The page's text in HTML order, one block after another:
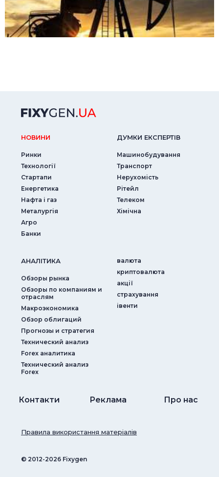
НОВИНИ
Ринки
Технології
Стартапи
Енергетика
Нафта і газ
Металургія
Агро
Банки
ДУМКИ ЕКСПЕРТIВ
Машинобудування
Транспорт
Нерухомість
Рітейл
Телеком
Хімічна
АНАЛIТИКА
Обзоры рынка
Обзоры по компаниям и
отраслям
Макроэкономика
Обзор облигаций
Прогнозы и стратегия
Технический анализ
Forex аналитика
Технический анализ
Forex
валюта
криптовалюта
акції
страхування
iвенти
Контакти Реклама Про нас
© ‎2012-2026 Fixygen
Правила використання матеріалів